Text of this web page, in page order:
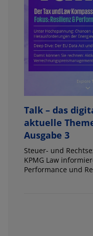
Talk – das
aktuelle
Ausgabe 3
Steuer- und
KPMG Law
Performance und